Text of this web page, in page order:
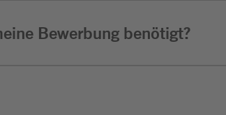
Bewerbung benötigt?